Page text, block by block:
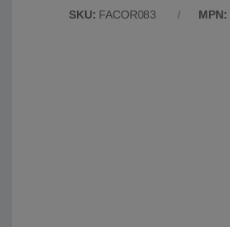
SKU: FACOR083 MPN: